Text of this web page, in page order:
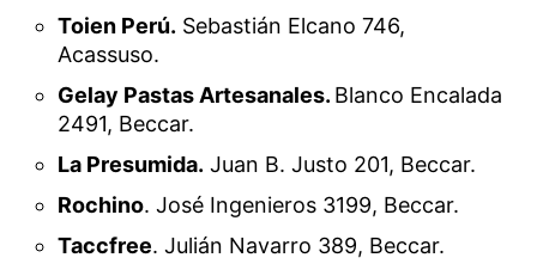
Toien Perú. Sebastián Elcano 746,
Acassuso.
Gelay Pastas Artesanales. Blanco Encalada
2491, Beccar.
La Presumida. Juan B. Justo 201, Beccar.
Rochino. José Ingenieros 3199, Beccar.
Taccfree. Julián Navarro 389, Beccar.